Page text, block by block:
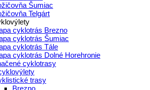
Šumiac
Telgárt
cyklotrás Brezno
cyklotrás Šumiac
cyklotrás Tále
cyklotrás Dolné Horehronie
cyklotrasy
trasy